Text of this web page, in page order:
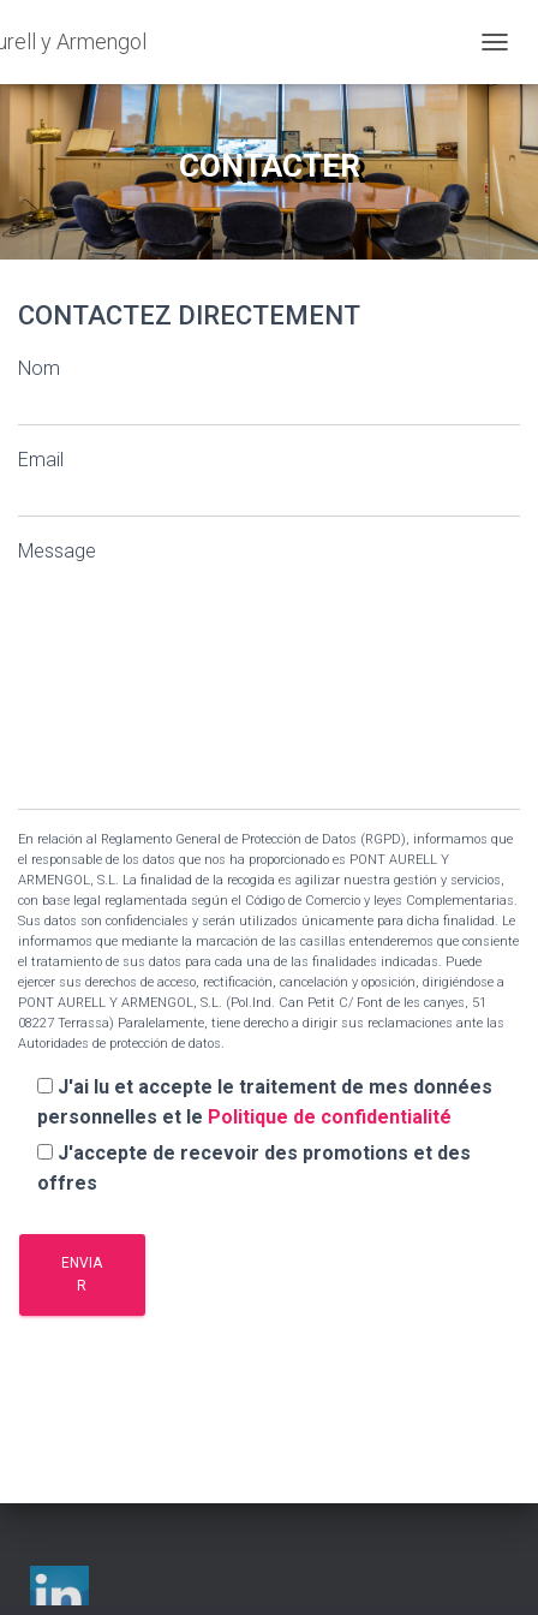
y Armengol
CONTACTER
CONTACTEZ DIRECTEMENT
Nom
Email
Message
En relación al Reglamento General de Protección de Datos (RGPD), informamos que
el responsable de los datos que nos ha proporcionado es PONT AURELL Y
ARMENGOL, S.L. La finalidad de la recogida es agilizar nuestra gestión y servicios,
con base legal reglamentada según el Código de Comercio y leyes Complementarias.
Sus datos son confidenciales y serán utilizados únicamente para dicha finalidad. Le
informamos que mediante la marcación de las casillas entenderemos que consiente
el tratamiento de sus datos para cada una de las finalidades indicadas. Puede
ejercer sus derechos de acceso, rectificación, cancelación y oposición, dirigiéndose a
PONT AURELL Y ARMENGOL, S.L. (Pol.Ind. Can Petit C/ Font de les canyes, 51
08227 Terrassa) Paralelamente, tiene derecho a dirigir sus reclamaciones ante las
Autoridades de protección de datos.
J'ai lu et accepte le traitement de mes données
personnelles et le Politique de confidentialité
J'accepte de recevoir des promotions et des
offres